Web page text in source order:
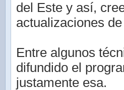
del Este y así,
actualizaciones
Entre algunos
difundido el
justamente esa.